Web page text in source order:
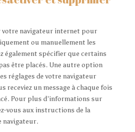
votre navigateur internet pour
ou manuellement les
également spécifier que certains
être placés. Une autre option
réglages de votre navigateur
receviez un message à chaque fois
Pour plus d’informations sur
vous aux instructions de la
navigateur.